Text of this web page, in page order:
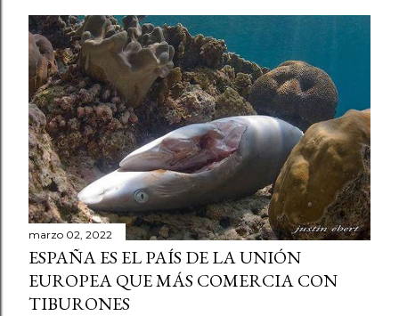
marzo 02, 2022
ESPAÑA ES EL PAÍS DE LA UNIÓN
EUROPEA QUE MÁS COMERCIA CON
TIBURONES